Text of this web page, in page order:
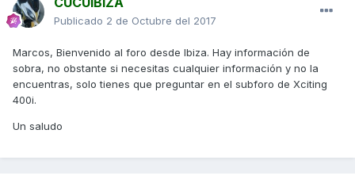
Publicado 2 de Octubre del 2017
Marcos, Bienvenido al foro desde Ibiza. Hay información de
sobra, no obstante si necesitas cualquier información y no la
encuentras, solo tienes que preguntar en el subforo de Xciting
400i.
Un saludo